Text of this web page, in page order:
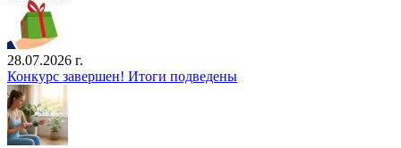
28.07.2026 г.
Конкурс завершен! Итоги подведены